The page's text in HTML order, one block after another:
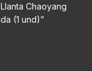
Chaoyang
(1 und)”